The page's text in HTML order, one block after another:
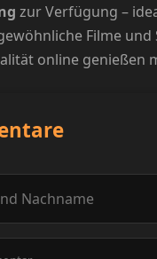
zur Verfügung –
Filme und
online genießen